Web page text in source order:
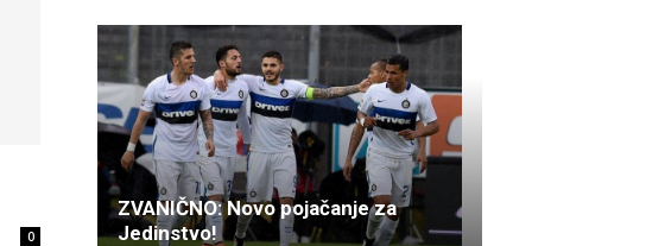
0
ZVANIČNO: Novo pojačanje za
Jedinstvo!